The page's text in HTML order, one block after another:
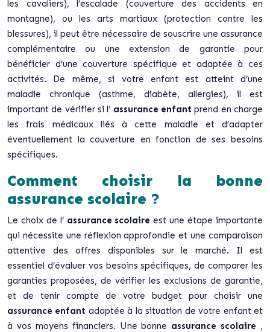
les cavaliers), l’escalade (couverture des accidents en
montagne), ou les arts martiaux (protection contre les
blessures), il peut être nécessaire de souscrire une assurance
complémentaire ou une extension de garantie pour
bénéficier d’une couverture spécifique et adaptée à ces
activités. De même, si votre enfant est atteint d’une
maladie chronique (asthme, diabète, allergies), il est
important de vérifier si l’ assurance enfantprend en charge
les frais médicaux liés à cette maladie et d’adapter
éventuellement la couverture en fonction de ses besoins
spécifiques.
Comment choisir la bonne
assurance scolaire ?
Le choix de l’ assurance scolaireest une étape importante
qui nécessite une réflexion approfondie et une comparaison
attentive des offres disponibles sur le marché. Il est
essentiel d’évaluer vos besoins spécifiques, de comparer les
garanties proposées, de vérifier les exclusions de garantie,
et de tenir compte de votre budget pour choisir une
assurance enfant adaptée à la situation de votre enfant et
à vos moyens financiers. Une bonne assurance scolaire ,